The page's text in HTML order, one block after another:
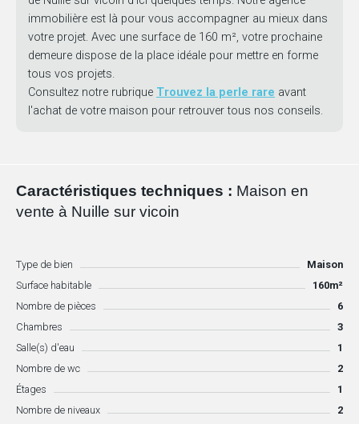
immobilière est là pour vous accompagner au mieux dans
votre projet. Avec une surface de 160 m², votre prochaine
demeure dispose de la place idéale pour mettre en forme
tous vos projets.
Consultez notre rubrique Trouvez la perle rare avant
l'achat de votre maison pour retrouver tous nos conseils.
Caractéristiques techniques : Maison en
vente à Nuille sur vicoin
Type de bien
Maison
Surface habitable
160m²
Nombre de pièces
6
Chambres
3
Salle(s) d'eau
1
Nombre de wc
2
Étages
1
Nombre de niveaux
2